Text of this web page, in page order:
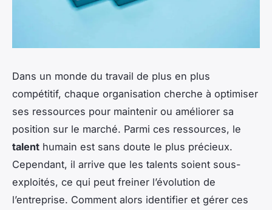
Dans un monde du travail de plus en plus
compétitif, chaque organisation cherche à optimiser
ses ressources pour maintenir ou améliorer sa
position sur le marché. Parmi ces ressources, le
talent humain est sans doute le plus précieux.
Cependant, il arrive que les talents soient sous-
exploités, ce qui peut freiner l’évolution de
l’entreprise. Comment alors identifier et gérer ces